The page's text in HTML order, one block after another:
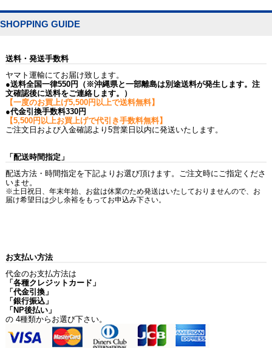
SHOPPING GUIDE
送料・発送手数料
ヤマト運輸にてお届け致します。
●送料全国一律550円（※沖縄県と一部離島は別途送料が発生します。注
文確認後に送料をご連絡します。）
【一度のお買上げ5,500円以上で送料無料】
●代金引換手数料330円
【5,500円以上お買上げで代引き手数料無料】
ご注文日および入金確認より5営業日以内に発送いたします。
「配送時間指定」
配送方法・時間指定を下記よりお選び頂けます。ご注文時にご指定くださ
いませ。
※土日祝日、年末年始、お盆は休業のため発送はいたしておりませんので、お
届け希望日は少し余裕をもってお申込み下さい。
お支払い方法
代金のお支払方法は
「各種クレジットカード」
「代金引換」
「銀行振込」
「NP後払い」
の 4種類からお選び下さい。